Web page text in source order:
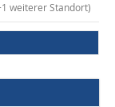
weiterer Standort)